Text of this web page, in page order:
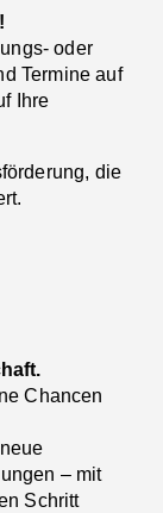
oder
Termine auf
Ihre
die
Chancen
– mit
Schritt